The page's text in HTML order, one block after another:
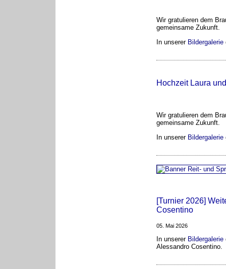
Wir gratulieren dem
gemeinsame Zukunft.
In unserer Bildergalerie
Hochzeit Laura
Wir gratulieren dem
gemeinsame Zukunft.
In unserer Bildergalerie
[Turnier 2026]
Cosentino
05. Mai 2026
In unserer Bildergalerie
Alessandro Cosentino.